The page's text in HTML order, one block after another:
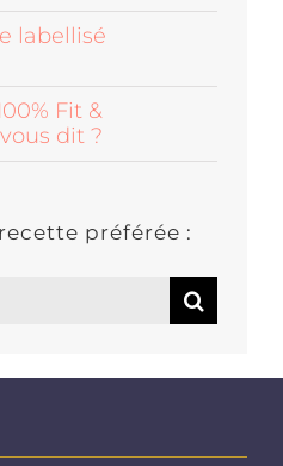
labellisé
Fit &
dit ?
préférée :